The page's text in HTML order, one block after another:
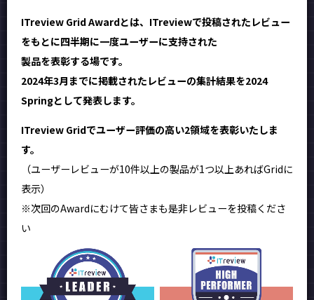
ITreview Grid Awardとは、ITreviewで投稿されたレビュー
をもとに四半期に一度ユーザーに支持された
製品を表彰する場です。
2024年3月までに掲載されたレビューの集計結果を2024
Springとして発表します。
ITreview Gridでユーザー評価の高い2領域を表彰いたしま
す。
（ユーザーレビューが10件以上の製品が1つ以上あればGridに
表示）
※次回のAwardにむけて皆さまも是非レビューを投稿くださ
い